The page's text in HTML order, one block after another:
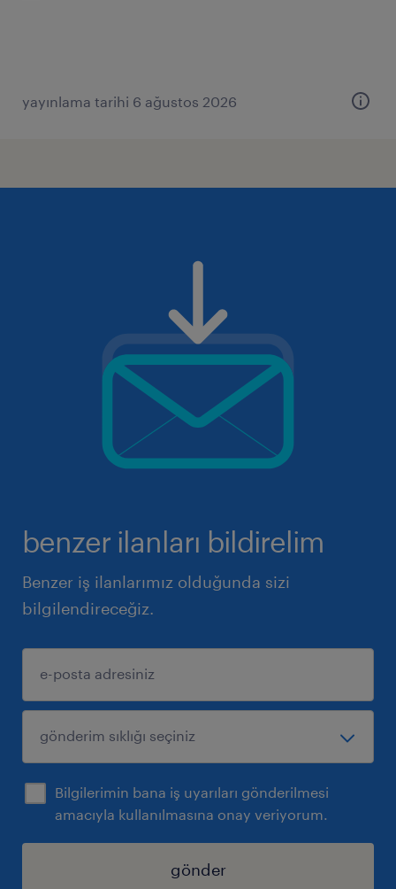
yayınlama tarihi 6 ağustos 2026
benzer ilanları bildirelim
Benzer iş ilanlarımız olduğunda sizi
bilgilendireceğiz.
Bilgilerimin bana iş uyarıları gönderilmesi
amacıyla kullanılmasına onay veriyorum.
gönder